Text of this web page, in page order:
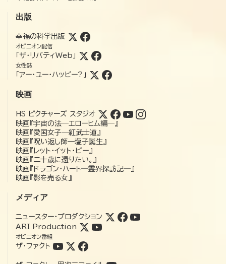
出版
幸福の科学出版
オピニオン配信
「ザ・リバティWeb」
女性誌
「アー・ユー・ハッピー?」
映画
HS ピクチャーズ スタジオ
映画『宇宙の法―エローヒム編―』
映画『愛国女子―紅武士道』
映画『呪い返し師—塩子誕生』
映画『レット・イット・ビー』
映画『二十歳に還りたい。』
映画『ドラゴン・ハート―霊界探訪記―』
映画『影を売る女』
メディア
ニュースター・プロダクション
ARI Production
オピニオン番組
ザ・ファクト